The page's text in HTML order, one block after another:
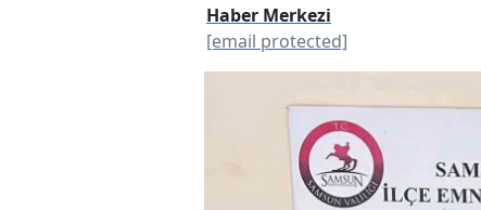
Haber Merkezi
[email protected]